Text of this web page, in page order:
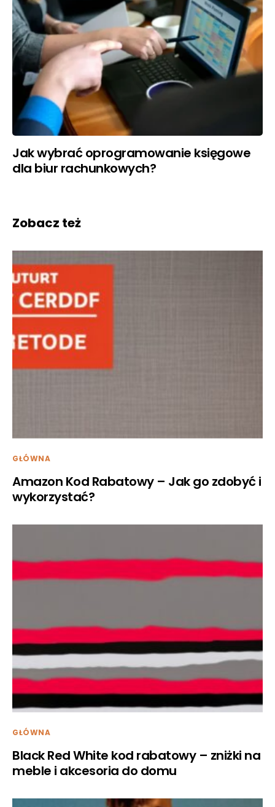
Jak wybrać oprogramowanie księgowe
dla biur rachunkowych?
Zobacz też
GŁÓWNA
Amazon Kod Rabatowy – Jak go zdobyć i
wykorzystać?
GŁÓWNA
Black Red White kod rabatowy – zniżki na
meble i akcesoria do domu